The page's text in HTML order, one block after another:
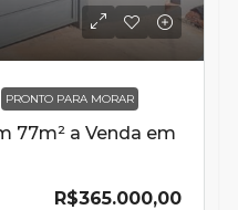
PRONTO PARA MORAR
77m² a Venda em
R$365.000,00